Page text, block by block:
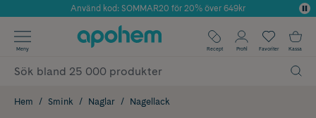
Årets Butik 2025 inom Skönhet
Använd kod: SOMMAR20 för 20% över 649kr
✓ Fri frakt
✓ Poäng på alla köp*
Meny Recept Profil Favoriter Kassa
Hem Smink Naglar Nagellack